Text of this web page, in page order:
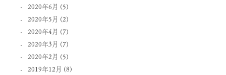
2020年6月 (5)
2020年5月 (2)
2020年4月 (7)
2020年3月 (7)
2020年2月 (5)
2019年12月 (8)